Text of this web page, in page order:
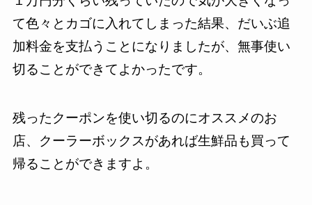
て色々とカゴに入れてしまった結果、だいぶ追
加料金を支払うことになりましたが、無事使い
切ることができてよかったです。
残ったクーポンを使い切るのにオススメのお
店、クーラーボックスがあれば生鮮品も買って
帰ることができますよ。